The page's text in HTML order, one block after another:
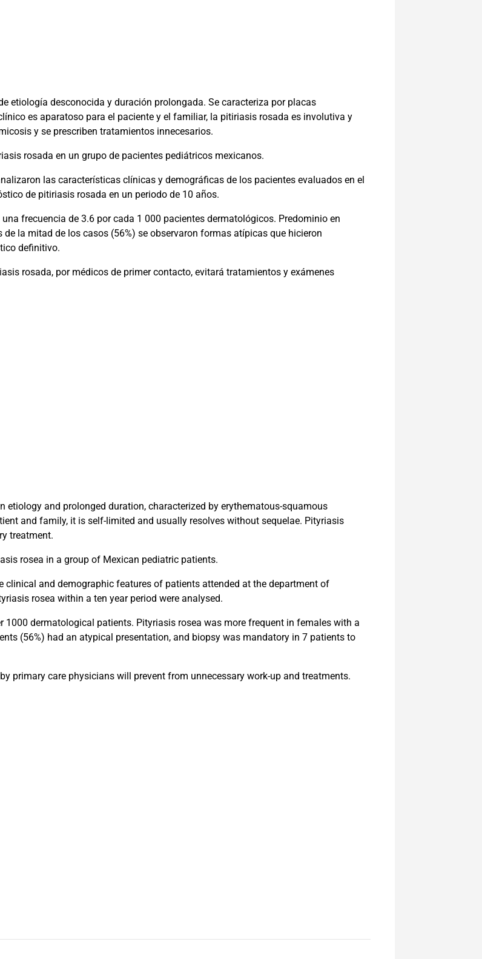
etiología desconocida y duración prolongada. Se caracteriza por placas
es aparatoso para el paciente y el familiar, la pitiriasis rosada es involutiva y
y se prescriben tratamientos innecesarios.
rosada en un grupo de pacientes pediátricos mexicanos.
las características clínicas y demográficas de los pacientes evaluados en el
de pitiriasis rosada en un periodo de 10 años.
frecuencia de 3.6 por cada 1 000 pacientes dermatológicos. Predominio en
la mitad de los casos (56%) se observaron formas atípicas que hicieron
definitivo.
rosada, por médicos de primer contacto, evitará tratamientos y exámenes
and prolonged duration, characterized by erythematous-squamous
and family, it is self-limited and usually resolves without sequelae. Pityriasis
treatment.
rosea in a group of Mexican pediatric patients.
clinical and demographic features of patients attended at the department of
rosea within a ten year period were analysed.
dermatological patients. Pityriasis rosea was more frequent in females with a
(56%) had an atypical presentation, and biopsy was mandatory in 7 patients to
primary care physicians will prevent from unnecessary work-up and treatments.